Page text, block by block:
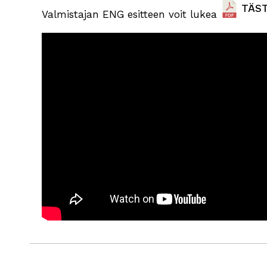
Valmistajan ENG esitteen voit lukea